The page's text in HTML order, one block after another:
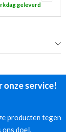
geleverd
onze service!
producten tegen
ons doel.